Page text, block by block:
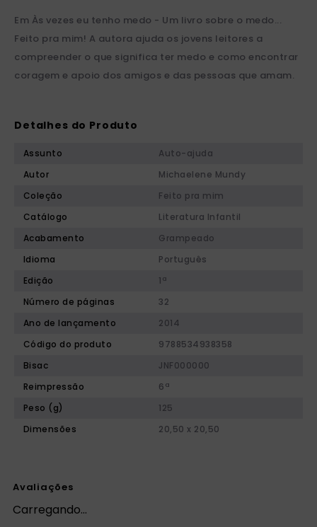
Em Às vezes eu tenho medo - Um livro sobre o medo...
Feito pra mim! A autora ajuda os jovens leitores a
compreender o que significa ter medo e como encontrar
coragem e apoio dos amigos e das pessoas que amam.
Detalhes do Produto
Assunto
Auto-ajuda
Autor
Michaelene Mundy
Coleção
Feito pra mim
Catálogo
Literatura Infantil
Acabamento
Grampeado
Idioma
Português
Edição
1ª
Número de páginas
32
Ano de lançamento
2014
Código do produto
9788534938358
Bisac
JNF000000
Reimpressão
6ª
Peso (g)
125
Dimensões
20,50 x 20,50
Avaliações
Carregando…